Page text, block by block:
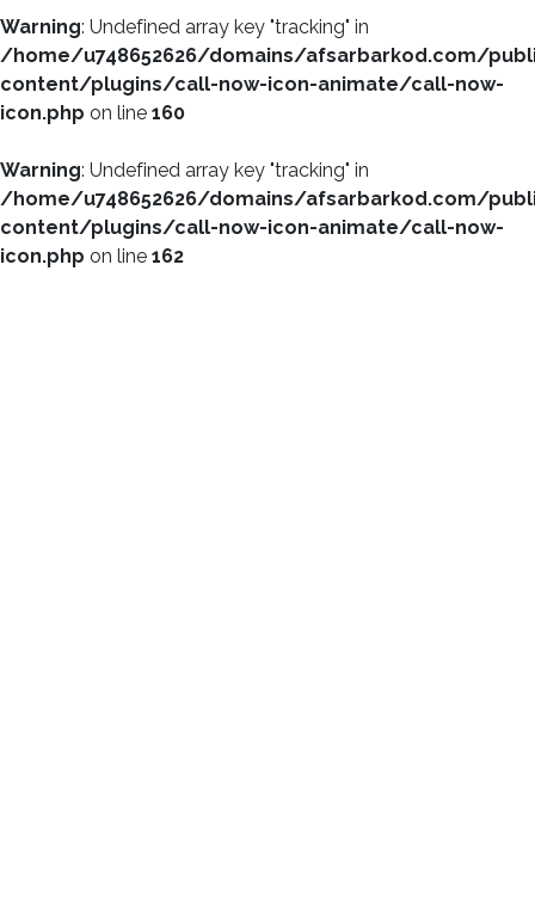
Warning: Undefined array key "tracking" in
/home/u748652626/domains/afsarbarkod.com/
content/plugins/call-now-icon-animate/call-now-
icon.php on line 160
Warning: Undefined array key "tracking" in
/home/u748652626/domains/afsarbarkod.com/
content/plugins/call-now-icon-animate/call-now-
icon.php on line 162